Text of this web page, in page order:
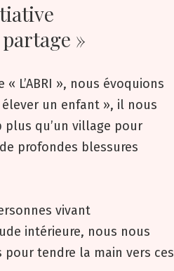
»
L’ABRI », nous évoquions
un enfant », il nous
qu’un village pour
profondes blessures
vivant
intérieure, nous nous
tendre la main vers ces